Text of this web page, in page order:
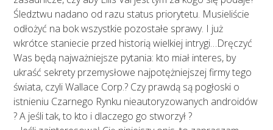
Śledztwu nadano od razu status priorytetu. Musieliście
odłożyć na bok wszystkie pozostałe sprawy. I już
wkrótce staniecie przed historią wielkiej intrygi…Dręczyć
Was będą najważniejsze pytania: kto miał interes, by
ukraść sekrety przemysłowe najpotężniejszej firmy tego
świata, czyli Wallace Corp.? Czy prawdą są pogłoski o
istnieniu Czarnego Rynku nieautoryzowanych androidów
? A jeśli tak, to kto i dlaczego go stworzył ?